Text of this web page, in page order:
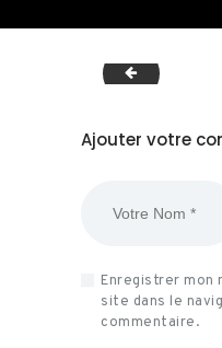
image-21
Ajouter votre
Enregistrer mon
site dans le
commentaire.